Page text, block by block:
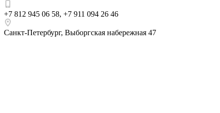
+7 812 945 06 58, +7 911 094 26 46
Санкт-Петербург, Выборгская набережная 47